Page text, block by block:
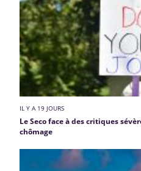
IL Y A 19 JOURS
Le Seco face à des critiques
chômage